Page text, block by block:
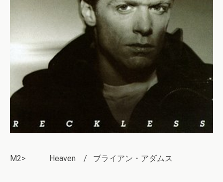
M2> Heaven / ブライアン・アダムス